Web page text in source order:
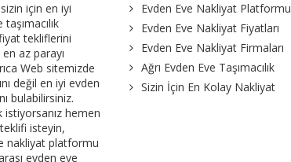
için en iyi
tekliflerini
az parayı
Web sitemizde
değil en iyi evden
bulabilirsiniz.
istiyorsanız hemen
isteyin,
nakliyat platformu
evden eve
Evden Eve Nakliyat Platformu
Evden Eve Nakliyat Fiyatları
Evden Eve Nakliyat Firmaları
Ağrı Evden Eve Taşımacılık
Sizin İçin En Kolay Nakliyat